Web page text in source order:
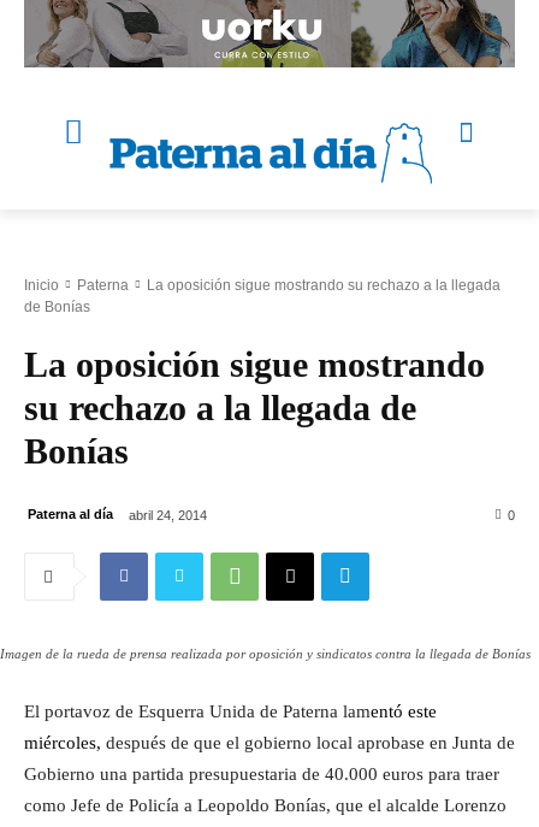
Inicio Paterna
La oposición sigue mostrando su rechazo a la llegada
de Bonías
La oposición sigue mostrando
su rechazo a la llegada de
Bonías
Paterna al día abril 24, 2014 0
Imagen de la rueda de prensa realizada por oposición y sindicatos contra la llegada de Bonías
El portavoz de Esquerra Unida de Paterna lamentó este
miércoles, después de que el gobierno local aprobase en Junta de
Gobierno una partida presupuestaria de 40.000 euros para traer
como Jefe de Policía a Leopoldo Bonías, que el alcalde Lorenzo